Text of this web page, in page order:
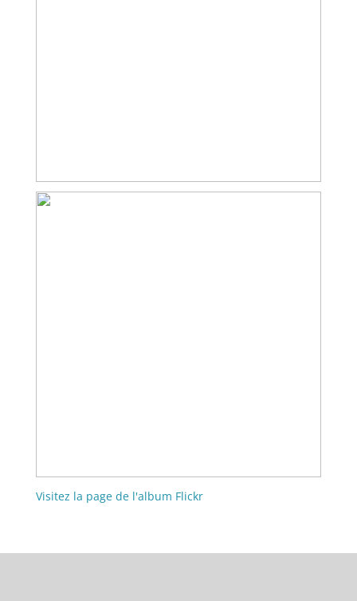
Visitez la page de l'album Flickr